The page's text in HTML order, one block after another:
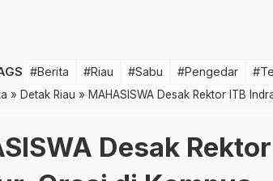
#Berita #Riau #Sabu #Pengedar
» Detak Riau » MAHASISWA Desak Rektor ITB
Desak